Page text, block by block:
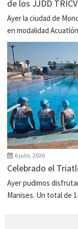
de los JJDD
Ayer la ciudad de
en modalidad
6 julio, 2026
Celebrado el
Ayer pudimos
Manises. Un total de